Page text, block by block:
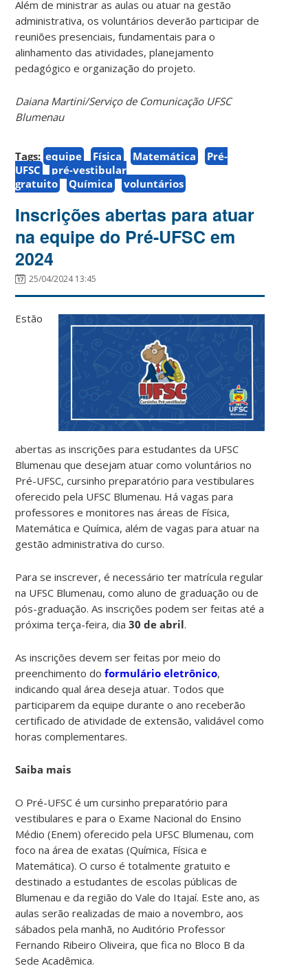
Além de ministrar as aulas ou atuar na gestão
administrativa, os voluntários deverão participar de
reuniões presenciais, fundamentais para o
alinhamento das atividades, planejamento
pedagógico e organização do projeto.
Daiana Martini/Serviço de Comunicação UFSC
Blumenau
Tags: equipe Física Matemática
Pré-
UFSC
pré-vestibular
gratuito
Química voluntários
Inscrições abertas para atuar
na equipe do Pré-UFSC em
2024
25/04/2024 13:45
Estão
abertas as inscrições para estudantes da UFSC
Blumenau que desejam atuar como voluntários no
Pré-UFSC, cursinho preparatório para vestibulares
oferecido pela UFSC Blumenau. Há vagas para
professores e monitores nas áreas de Física,
Matemática e Química, além de vagas para atuar na
gestão administrativa do curso.
Para se inscrever, é necessário ter matrícula regular
na UFSC Blumenau, como aluno de graduação ou de
pós-graduação. As inscrições podem ser feitas até a
próxima terça-feira, dia30 de abril.
As inscrições devem ser feitas por meio do
preenchimento doformulário eletrônico,
indicando qual área deseja atuar. Todos que
participarem da equipe durante o ano receberão
certificado de atividade de extensão, validável como
horas complementares.
Saiba mais
O Pré-UFSC é um cursinho preparatório para
vestibulares e para o Exame Nacional do Ensino
Médio (Enem) oferecido pela UFSC Blumenau, com
foco na área de exatas (Química, Física e
Matemática). O curso é totalmente gratuito e
destinado a estudantes de escolas públicas de
Blumenau e da região do Vale do Itajaí. Este ano, as
aulas serão realizadas de maio a novembro, aos
sábados pela manhã, no Auditório Professor
Fernando Ribeiro Oliveira, que fica no Bloco B da
Sede Acadêmica.